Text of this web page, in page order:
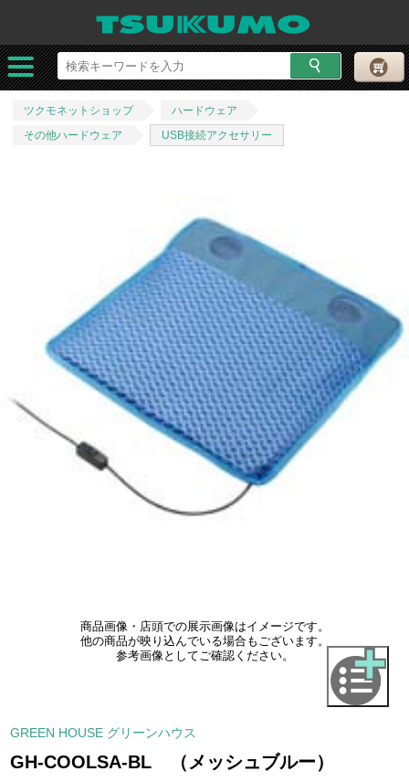
ツクモネットショップ
ハードウェア
その他ハードウェア
USB接続アクセサリー
商品画像・店頭での展示画像はイメージです。
他の商品が映り込んでいる場合もございます。
参考画像としてご確認ください。
GREEN HOUSE グリーンハウス
GH-COOLSA-BL （メッシュブルー）